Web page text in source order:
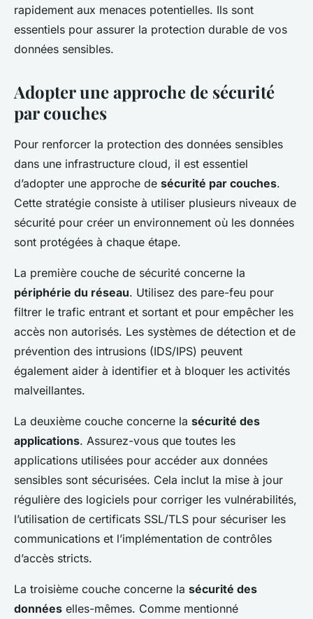
rapidement aux menaces potentielles. Ils sont
essentiels pour assurer la protection durable de vos
données sensibles.
Adopter une approche de sécurité
par couches
Pour renforcer la protection des données sensibles
dans une infrastructure cloud, il est essentiel
d’adopter une approche de sécurité par couches.
Cette stratégie consiste à utiliser plusieurs niveaux de
sécurité pour créer un environnement où les données
sont protégées à chaque étape.
La première couche de sécurité concerne la
périphérie du réseau. Utilisez des pare-feu pour
filtrer le trafic entrant et sortant et pour empêcher les
accès non autorisés. Les systèmes de détection et de
prévention des intrusions (IDS/IPS) peuvent
également aider à identifier et à bloquer les activités
malveillantes.
La deuxième couche concerne la sécurité des
applications. Assurez-vous que toutes les
applications utilisées pour accéder aux données
sensibles sont sécurisées. Cela inclut la mise à jour
régulière des logiciels pour corriger les vulnérabilités,
l’utilisation de certificats SSL/TLS pour sécuriser les
communications et l’implémentation de contrôles
d’accès stricts.
La troisième couche concerne la sécurité des
données elles-mêmes. Comme mentionné